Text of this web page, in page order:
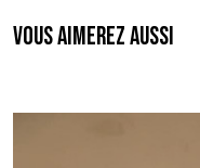
Vous aimerez aussi